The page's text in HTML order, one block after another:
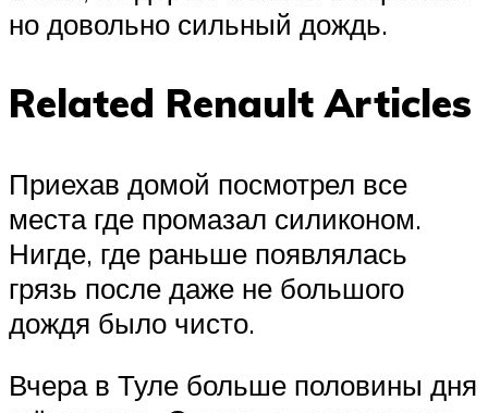
но довольно сильный дождь.
Related Renault Articles
Приехав домой посмотрел все
места где промазал силиконом.
Нигде, где раньше появлялась
грязь после даже не большого
дождя было чисто.
Вчера в Туле больше половины дня